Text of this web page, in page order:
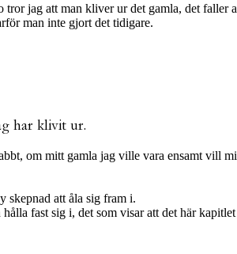
jag att man kliver ur det gamla, det faller
man inte gjort det tidigare.
har klivit ur.
om mitt gamla jag ville vara ensamt vill
skepnad att åla sig fram i.
fast sig i, det som visar att det här